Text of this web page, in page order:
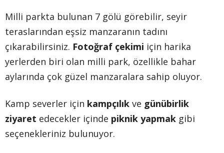
Milli parkta bulunan 7 gölü görebilir, seyir
teraslarından eşsiz manzaranın tadını
çıkarabilirsiniz. Fotoğraf çekimi için harika
yerlerden biri olan milli park, özellikle bahar
aylarında çok güzel manzaralara sahip oluyor.
Kamp severler için kampçılık ve günübirlik
ziyaret edecekler içinde piknik yapmak gibi
seçenekleriniz bulunuyor.